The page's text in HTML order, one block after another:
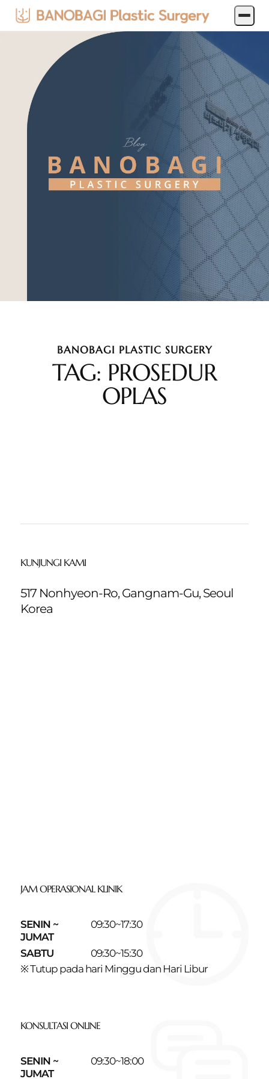
BANOBAGI PLASTIC SURGERY
TAG: PROSEDUR
OPLAS
KUNJUNGI KAMI
517 Nonhyeon-Ro, Gangnam-Gu, Seoul
Korea
JAM OPERASIONAL KLINIK
SENIN ~
JUMAT
09:30~17:30
SABTU
09:30~15:30
※ Tutup pada hari Minggu dan Hari Libur
KONSULTASI ONLINE
SENIN ~
JUMAT
09:30~18:00